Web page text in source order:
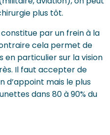
plus tôt.
par un frein à la
cela permet de
en particulier sur la vision
Il faut accepter de
mais le plus
dans 80 à 90% du